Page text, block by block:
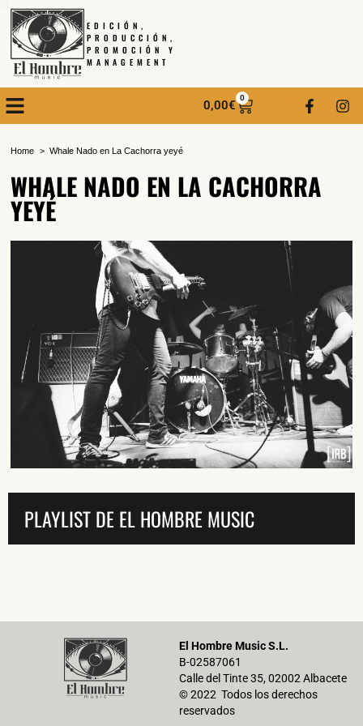
EDICIÓN,
PRODUCCIÓN,
PROMOCIÓN Y
MANAGEMENT
0,00€
0
Home Whale Nado en La Cachorra yeyé
WHALE NADO EN LA CACHORRA
YEYÉ
PLAYLIST DE EL HOMBRE MUSIC
El Hombre Music S.L.
B-02587061
Calle del Tinte 35, 02002 Albacete
© 2022 Todos los derechos
reservados
SUSCRÍBETE A NUESTRO BOLETÍN
He leído y acepto laPolítica de Privacidady la Nota Legal